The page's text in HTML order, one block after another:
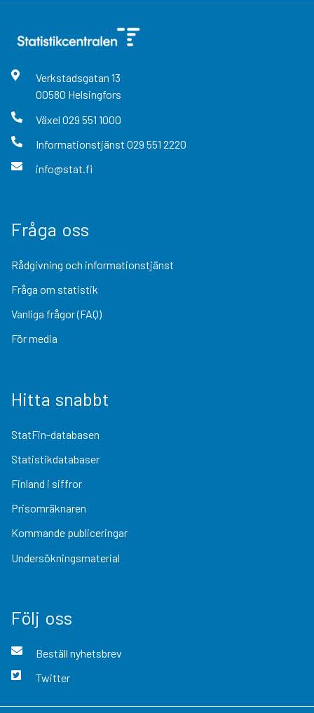
Verkstadsgatan 13
00580 Helsingfors
Växel 029 551 1000
Informationstjänst 029 551 2220
info@stat.fi
Fråga oss
Rådgivning och informationstjänst
Fråga om statistik
Vanliga frågor (FAQ)
För media
Hitta snabbt
StatFin-databasen
Statistikdatabaser
Finland i siffror
Prisomräknaren
Kommande publiceringar
Undersökningsmaterial
Följ oss
Beställ nyhetsbrev
Twitter